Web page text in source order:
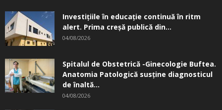
Investițiile în educație continuă în ritm
alert. Prima creşă publică din...
04/08/2026
Spitalul de Obstetrică -Ginecologie Buftea.
Anatomia Patologică susţine diagnosticul
de înaltă...
04/08/2026